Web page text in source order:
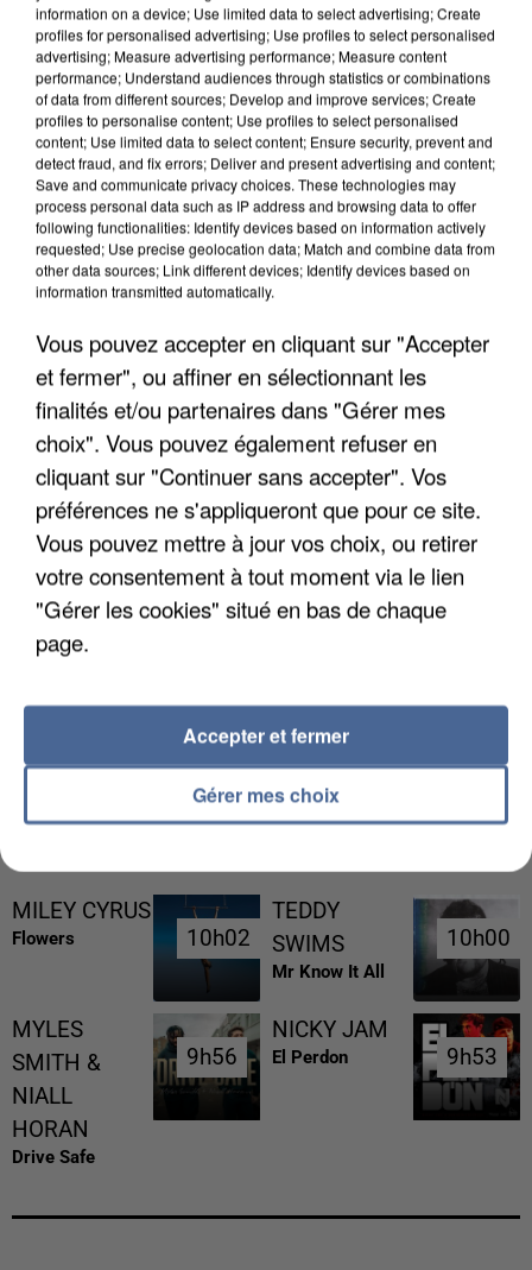
L’UN DES FONDATEURS SUPPOSÉS DE LA DZ
MAFIA INTERPELLÉ EN ALGÉRIE
INTERPELLÉ EN ALGÉRIE
MILEY CYRUS
Flowers 10h02
10h02
TEDDY
SWIMS
Mr Know It All
10h00
10h00
MYLES
SMITH &
NIALL
HORAN
Drive Safe
9h56
9h56
NICKY JAM
El Perdon 9h53
9h53
information on a device; Use limited data to select advertising; Create
profiles for personalised advertising; Use profiles to select personalised
advertising; Measure advertising performance; Measure content
performance; Understand audiences through statistics or combinations
of data from different sources; Develop and improve services; Create
profiles to personalise content; Use profiles to select personalised
content; Use limited data to select content; Ensure security, prevent and
detect fraud, and fix errors; Deliver and present advertising and content;
Save and communicate privacy choices. These technologies may
process personal data such as IP address and browsing data to offer
following functionalities: Identify devices based on information actively
requested; Use precise geolocation data; Match and combine data from
other data sources; Link different devices; Identify devices based on
information transmitted automatically.
Vous pouvez accepter en cliquant sur "Accepter
et fermer", ou affiner en sélectionnant les
finalités et/ou partenaires dans "Gérer mes
choix". Vous pouvez également refuser en
cliquant sur "Continuer sans accepter". Vos
préférences ne s'appliqueront que pour ce site.
Vous pouvez mettre à jour vos choix, ou retirer
votre consentement à tout moment via le lien
"Gérer les cookies" situé en bas de chaque
page.
Gérer mes choix
Accepter et fermer